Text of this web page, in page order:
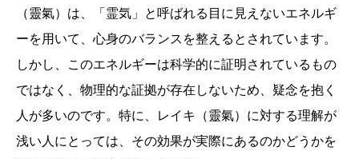
（靈氣）は、「霊気」と呼ばれる目に見えないエネルギ
ーを用いて、心身のバランスを整えるとされています。
しかし、このエネルギーは科学的に証明されているもの
ではなく、物理的な証拠が存在しないため、疑念を抱く
人が多いのです。特に、レイキ（靈氣）に対する理解が
浅い人にとっては、その効果が実際にあるのかどうかを